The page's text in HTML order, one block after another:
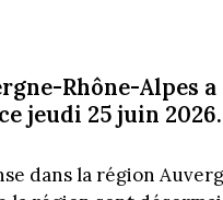
Rhône-Alpes a
jeudi 25 juin 2026.
dans la région